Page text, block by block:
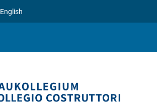
zum
English